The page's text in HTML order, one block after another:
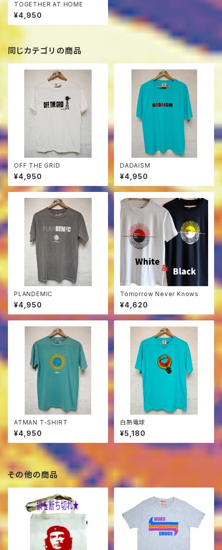
TOGETHER AT HOME
¥4,950
同じカテゴリの商品
OFF THE GRID
¥4,950
DADAISM
¥4,950
PLANDEMIC
¥4,950
Tomorrow Never Knows
¥4,620
ATMAN T-SHIRT
¥4,950
白熱電球
¥5,180
その他の商品